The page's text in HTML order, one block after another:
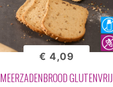
MEERZADENBROOD GLUTENVRIJ
€ 4,09